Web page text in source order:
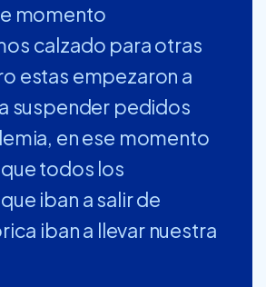
momento
calzado para otras
estas empezaron a
suspender pedidos
en ese momento
todos los
iban a salir de
iban a llevar nuestra